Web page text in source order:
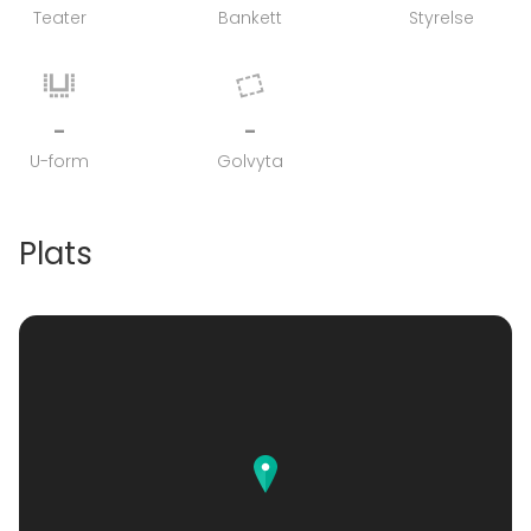
Teater Bankett Styrelse
-
U-form
-
Golvyta
Plats